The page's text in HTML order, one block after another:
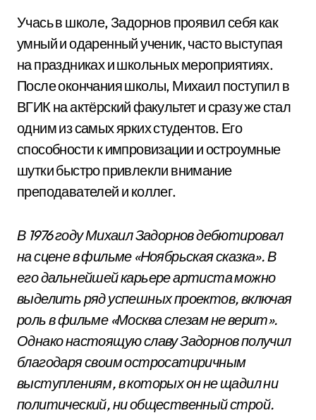
Учась в школе, Задорнов проявил себя как
умный и одаренный ученик, часто выступая
на праздниках и школьных мероприятиях.
После окончания школы, Михаил поступил в
ВГИК на актёрский факультет и сразу же стал
одним из самых ярких студентов. Его
способности к импровизации и остроумные
шутки быстро привлекли внимание
преподавателей и коллег.
В 1976 году Михаил Задорнов дебютировал
на сцене в фильме «Ноябрьская сказка». В
его дальнейшей карьере артиста можно
выделить ряд успешных проектов, включая
роль в фильме «Москва слезам не верит».
Однако настоящую славу Задорнов получил
благодаря своим остросатиричным
выступлениям, в которых он не щадил ни
политический, ни общественный строй.